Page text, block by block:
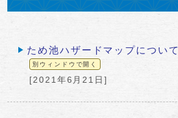
メインメニュー
ため池ハザードマップについて
別ウィンドウで開く
[2021年6月21日]